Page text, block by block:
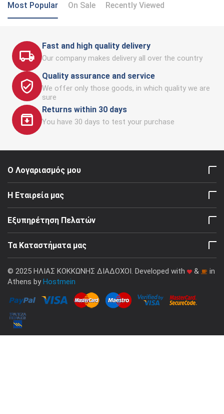
Most Popular On Sale Recently Viewed
Fast and high quality delivery
Our company makes delivery all over the country
Quality assurance and service
We offer only those goods, in which quality we are
sure
Returns within 30 days
You have 30 days to test your purchase
Ο Λογαριασμός μου
Η Εταιρεία μας
Εξυπηρέτηση Πελατών
Τα Καταστήματα μας
© 2025 ΗΛΙΑΣ ΚΟΚΚΩΝΗΣ ΔΙΑΔΟΧΟΙ. Developed with &
in
Athens by Hostmein